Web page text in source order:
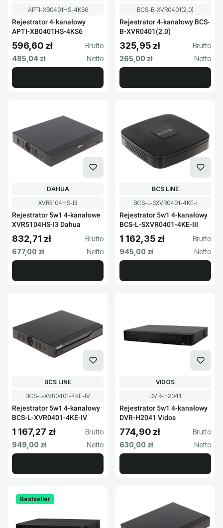
Kod produktu
APTI-XB0401HS-4KS6
Rejestrator 4-kanałowy
APTI-XB0401HS-4KS6
Cena brutto
596,60 zł
Cena netto
485,04 zł
Kod produktu
BCS-B-XVR0401(2.0)
Rejestrator 4-kanałowy BCS-
B-XVR0401(2.0)
Cena brutto
325,95 zł
Cena netto
265,00 zł
Kod produktu
XVR5104HS-I3
Rejestrator 5w1 4-kanałowe
XVR5104HS-I3 Dahua
PRODUCENT
DAHUA
Cena brutto
832,71 zł
Cena netto
677,00 zł
Kod produktu
BCS-L-SXVR0401-4KE-I
Rejestrator 5w1 4-kanałowy
BCS-L-SXVR0401-4KE-III
PRODUCENT
BCS LINE
Cena brutto
1 162,35 zł
Cena netto
945,00 zł
Kod produktu
BCS-L-XVR0401-4KE-IV
Rejestrator 5w1 4-kanałowy
BCS-L-XVR0401-4KE-IV
PRODUCENT
BCS LINE
Cena brutto
1 167,27 zł
Cena netto
949,00 zł
Kod produktu
DVR-H2041
Rejestrator 5w1 4-kanałowy
DVR-H2041 Vidos
PRODUCENT
VIDOS
Cena brutto
774,90 zł
Cena netto
630,00 zł
Bestseller